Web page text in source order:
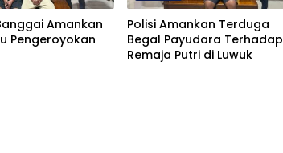
Amankan
Pengeroyokan
Polisi Amankan Terduga
Begal Payudara Terhadap
Remaja Putri di Luwuk